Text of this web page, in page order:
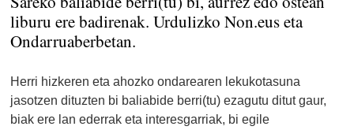
liburu ere badirenak. Urdulizko Non.eus eta
Ondarruaberbetan.
Herri hizkeren eta ahozko ondarearen lekukotasuna
jasotzen dituzten bi baliabide berri(tu) ezagutu ditut gaur,
biak ere lan ederrak eta interesgarriak, bi egile